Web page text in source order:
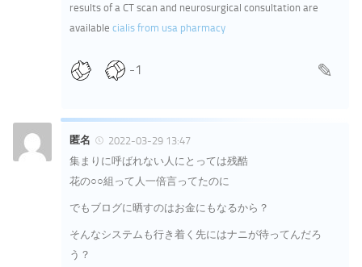
results of a CT scan and neurosurgical consultation are
available cialis from usa pharmacy
-1
匿名
2022-03-29 13:47
集まりに呼ばれない人にとっては残酷
花の○○組って人一倍言ってたのに
でもブログに晒すのはお金にもなるから？
そんなシステムも行き着く先にはナニが待ってんだろ
う？